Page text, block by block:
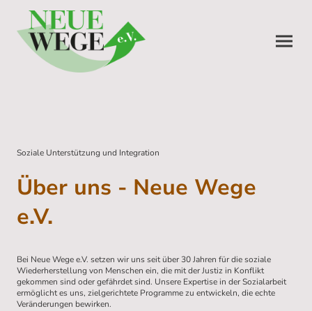
Soziale Unterstützung und Integration
Über uns - Neue Wege
e.V.
Bei Neue Wege e.V. setzen wir uns seit über 30 Jahren für die soziale
Wiederherstellung von Menschen ein, die mit der Justiz in Konflikt
gekommen sind oder gefährdet sind. Unsere Expertise in der Sozialarbeit
ermöglicht es uns, zielgerichtete Programme zu entwickeln, die echte
Veränderungen bewirken.